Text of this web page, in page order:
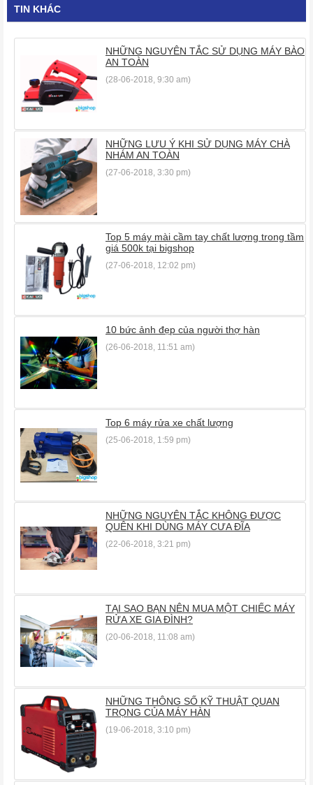
TIN KHÁC
NHỮNG NGUYÊN TẮC SỬ DỤNG MÁY BÀO
AN TOÀN
(28-06-2018, 9:30 am)
NHỮNG LƯU Ý KHI SỬ DỤNG MÁY CHÀ
NHÁM AN TOÀN
(27-06-2018, 3:30 pm)
Top 5 máy mài cầm tay chất lượng trong tầm
giá 500k tại bigshop
(27-06-2018, 12:02 pm)
10 bức ảnh đẹp của người thợ hàn
(26-06-2018, 11:51 am)
Top 6 máy rửa xe chất lượng
(25-06-2018, 1:59 pm)
NHỮNG NGUYÊN TẮC KHÔNG ĐƯỢC
QUÊN KHI DÙNG MÁY CƯA ĐĨA
(22-06-2018, 3:21 pm)
TẠI SAO BẠN NÊN MUA MỘT CHIẾC MÁY
RỬA XE GIA ĐÌNH?
(20-06-2018, 11:08 am)
NHỮNG THÔNG SỐ KỸ THUẬT QUAN
TRỌNG CỦA MÁY HÀN
(19-06-2018, 3:10 pm)